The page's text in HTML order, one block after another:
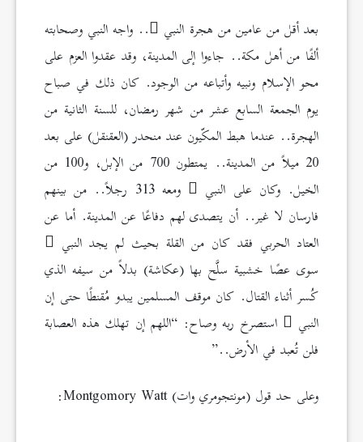
بعد أقل من عامين من هجرة النبي .. واجه النبي وصحابته
ألفًا من أهل مكة.. جاءوا إلى المدينة، وقد عقدوا العزم على
محو الإسلام ونبيه وأتباعه من الوجود. كان ذلك في صباح
يوم الجمعة السابع عشر من شهر رمضان، للسنة الثانية من
الهجرة.. عندما هبط المكّيون عند منحدر (العقنقل) على بعد
20 ميلاً من المدينة.. يمتطون 700 من الإبل، و100 من
الخيل. وكان على النبي
ومعه 313 رجلاً.. من بينهم
فارسان لا غير.. أن يتصدى لهم دفاعًا عن المدينة. أما عن
العتاد الحربي فقد كان من القلة بحيث لم يجد النبي
سوى عصًا خشبية سلَّح بها (عكاشة) بدلاً من سيفه الذي
كُسر أثناء القتال. كان موقف المسلمين يبدو مُقنطًا حتى إن
النبي
استصرخ ربه وصاح: “اللهم إن تهلك هذه العصابة
فلن تُعبد في الأرض..”
وعلى حد قول (مونتجومري وات) Montgomory Watt: